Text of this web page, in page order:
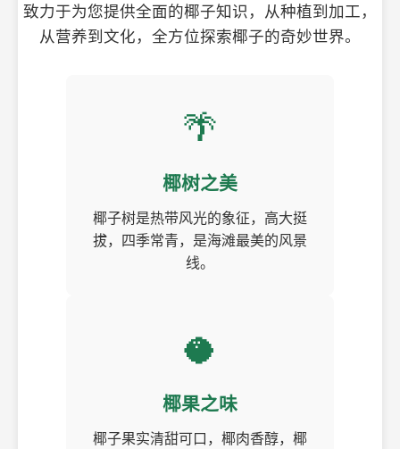
致力于为您提供全面的椰子知识，从种植到加工，
从营养到文化，全方位探索椰子的奇妙世界。
🌴
椰树之美
椰子树是热带风光的象征，高大挺
拔，四季常青，是海滩最美的风景
线。
🥥
椰果之味
椰子果实清甜可口，椰肉香醇，椰